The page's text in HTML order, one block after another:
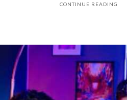
CONTINUE READING